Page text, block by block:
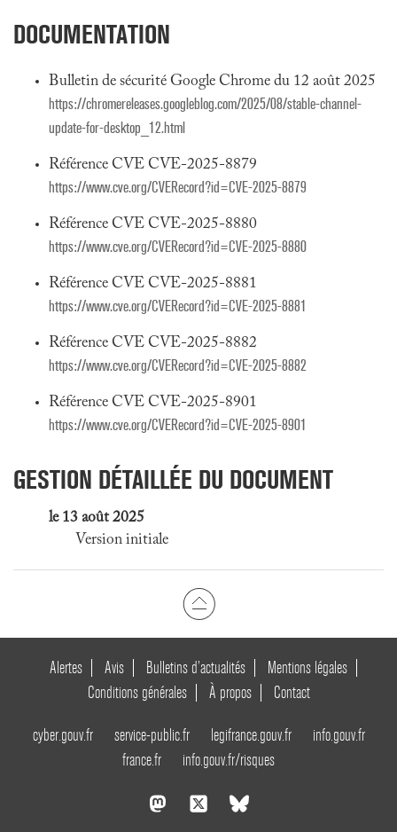
DOCUMENTATION
Bulletin de sécurité Google Chrome du 12 août 2025
https://chromereleases.googleblog.com/2025/08/stable-channel-
update-for-desktop_12.html
Référence CVE CVE-2025-8879
https://www.cve.org/CVERecord?id=CVE-2025-8879
Référence CVE CVE-2025-8880
https://www.cve.org/CVERecord?id=CVE-2025-8880
Référence CVE CVE-2025-8881
https://www.cve.org/CVERecord?id=CVE-2025-8881
Référence CVE CVE-2025-8882
https://www.cve.org/CVERecord?id=CVE-2025-8882
Référence CVE CVE-2025-8901
https://www.cve.org/CVERecord?id=CVE-2025-8901
GESTION DÉTAILLÉE DU DOCUMENT
le 13 août 2025
Version initiale
Alertes Avis Bulletins d’actualités
Mentions légales
Conditions générales
À propos Contact
cyber.gouv.fr service-public.fr legifrance.gouv.fr
info.gouv.fr
france.fr
info.gouv.fr/risques